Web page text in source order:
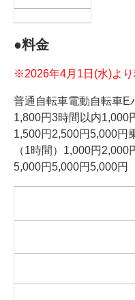
●料金
※2026年4月1日(水)より
普通自転車電動自転車E
1,800円3時間以内1,000
1,500円2,500円5,000円
（1時間）1,000円
5,000円5,000円5,000円